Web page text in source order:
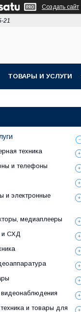
Создать сайт
21
ТОВАРЫ И УСЛУГИ
техника
и телефоны
и электронные
медиаплееры
и СХД
и товары для